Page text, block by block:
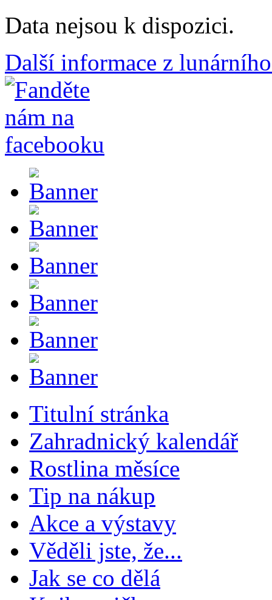
Data nejsou k dispozici.
Další informace z
Titulní stránka
Zahradnický kalendář
Rostlina měsíce
Tip na nákup
Akce a výstavy
Věděli jste, že...
Jak se co dělá